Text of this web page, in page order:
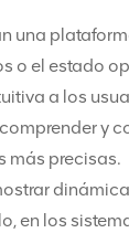
una
o el estado
a los
y
más precisas.
en los